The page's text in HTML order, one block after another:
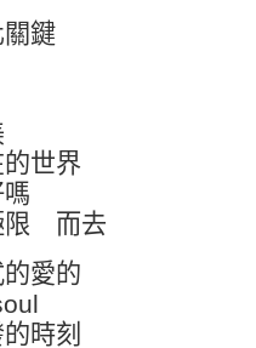
鍵
世界
限 而去
愛的
時刻